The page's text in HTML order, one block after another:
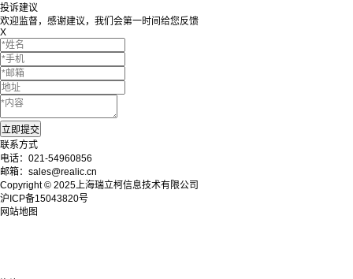
投诉建议
欢迎监督，感谢建议，我们会第一时间给您反馈
X
联系方式
电话：021-54960856
邮箱：sales@realic.cn
Copyright © 2025上海瑞立柯信息技术有限公司
沪ICP备15043820号
网站地图